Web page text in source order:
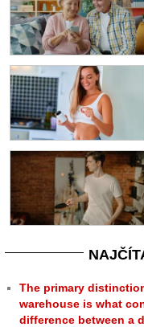
The primary
warehouse is what
difference between a